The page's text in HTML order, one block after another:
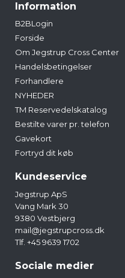
Information
B2BLogin
Forside
Om Jegstrup Cross Center
Handelsbetingelser
Forhandlere
NYHEDER
TM Reservedelskatalog
Bestilte varer pr. telefon
Gavekort
Fortryd dit køb
Kundeservice
Jegstrup ApS
Vang Mark 30
9380 Vestbjerg
mail@jegstrupcross.dk
Tlf. +45 9639 1702
Sociale medier